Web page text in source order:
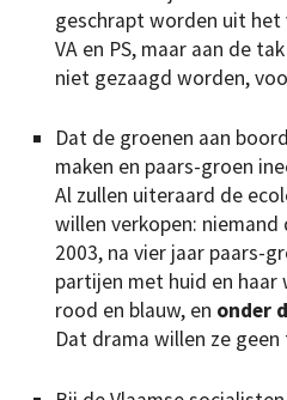
geschrapt worden uit
VA en PS, maar aan de
niet gezaagd worden,
Dat de groenen aan
maken en paars-groen
Al zullen uiteraard de
willen verkopen:
2003, na vier jaar paars-
partijen met huid en
rood en blauw, en onder
Dat drama willen ze